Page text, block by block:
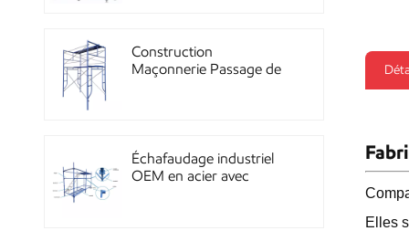
Elles
Construction
Maçonnerie Passage de
Échafaudage industriel
OEM en acier avec